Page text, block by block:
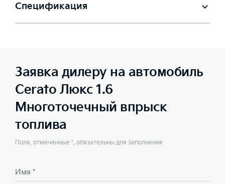
Спецификация
Заявка дилеру на автомобиль
Cerato Люкс 1.6
Многоточечный впрыск
топлива
Поля, отмеченные *, обязательны для заполнения
Имя *